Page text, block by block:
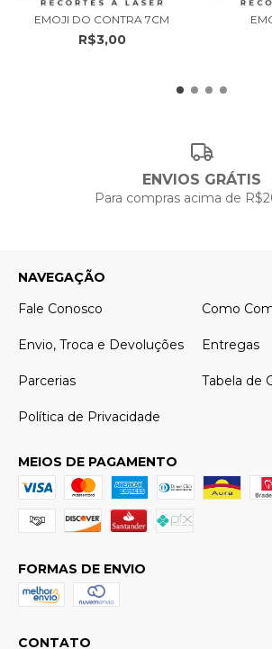
EMOJI DO CONTRA 7CM
R$3,00
ENVIOS GRÁTIS
Para compras acima de
NAVEGAÇÃO
Fale Conosco
Como
Envio, Troca e Devoluções Entregas
Parcerias Tabela de
Política de Privacidade
MEIOS DE PAGAMENTO
FORMAS DE ENVIO
CONTATO